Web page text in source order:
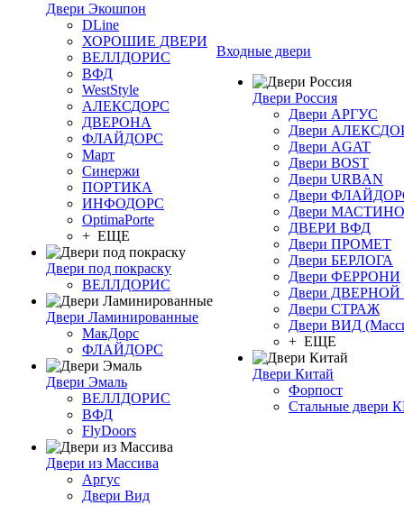
Двери Экошпон
DLine
ХОРОШИЕ ДВЕРИ
ВЕЛЛДОРИС
ВФД
WestStyle
АЛЕКСДОРС
ДВЕРОНА
ФЛАЙДОРС
Март
Синержи
ПОРТИКА
ИНФОДОРС
OptimaPorte
+ ЕЩЕ
Двери под покраску
ВЕЛЛДОРИС
Двери Ламинированные
МакДорс
ФЛАЙДОРС
Двери Эмаль
ВЕЛЛДОРИС
ВФД
FlyDoors
Двери из Массива
Аргус
Двери Вид
Входные двери
Двери Россия
Двери АРГУС
Двери
Двери AGAT
Двери BOST
Двери URBAN
Двери
Двери МАСТИНО
ДВЕРИ ВФД
Двери ПРОМЕТ
Двери БЕРЛОГА
Двери ФЕРРОНИ
Двери
Двери СТРАЖ
Двери ВИД
+ ЕЩЕ
Двери Китай
Форпост
Стальные двери